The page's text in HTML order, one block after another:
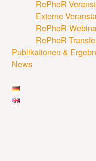
RePhoR
Externe
RePhoR-
RePhoR
Publikationen &
News